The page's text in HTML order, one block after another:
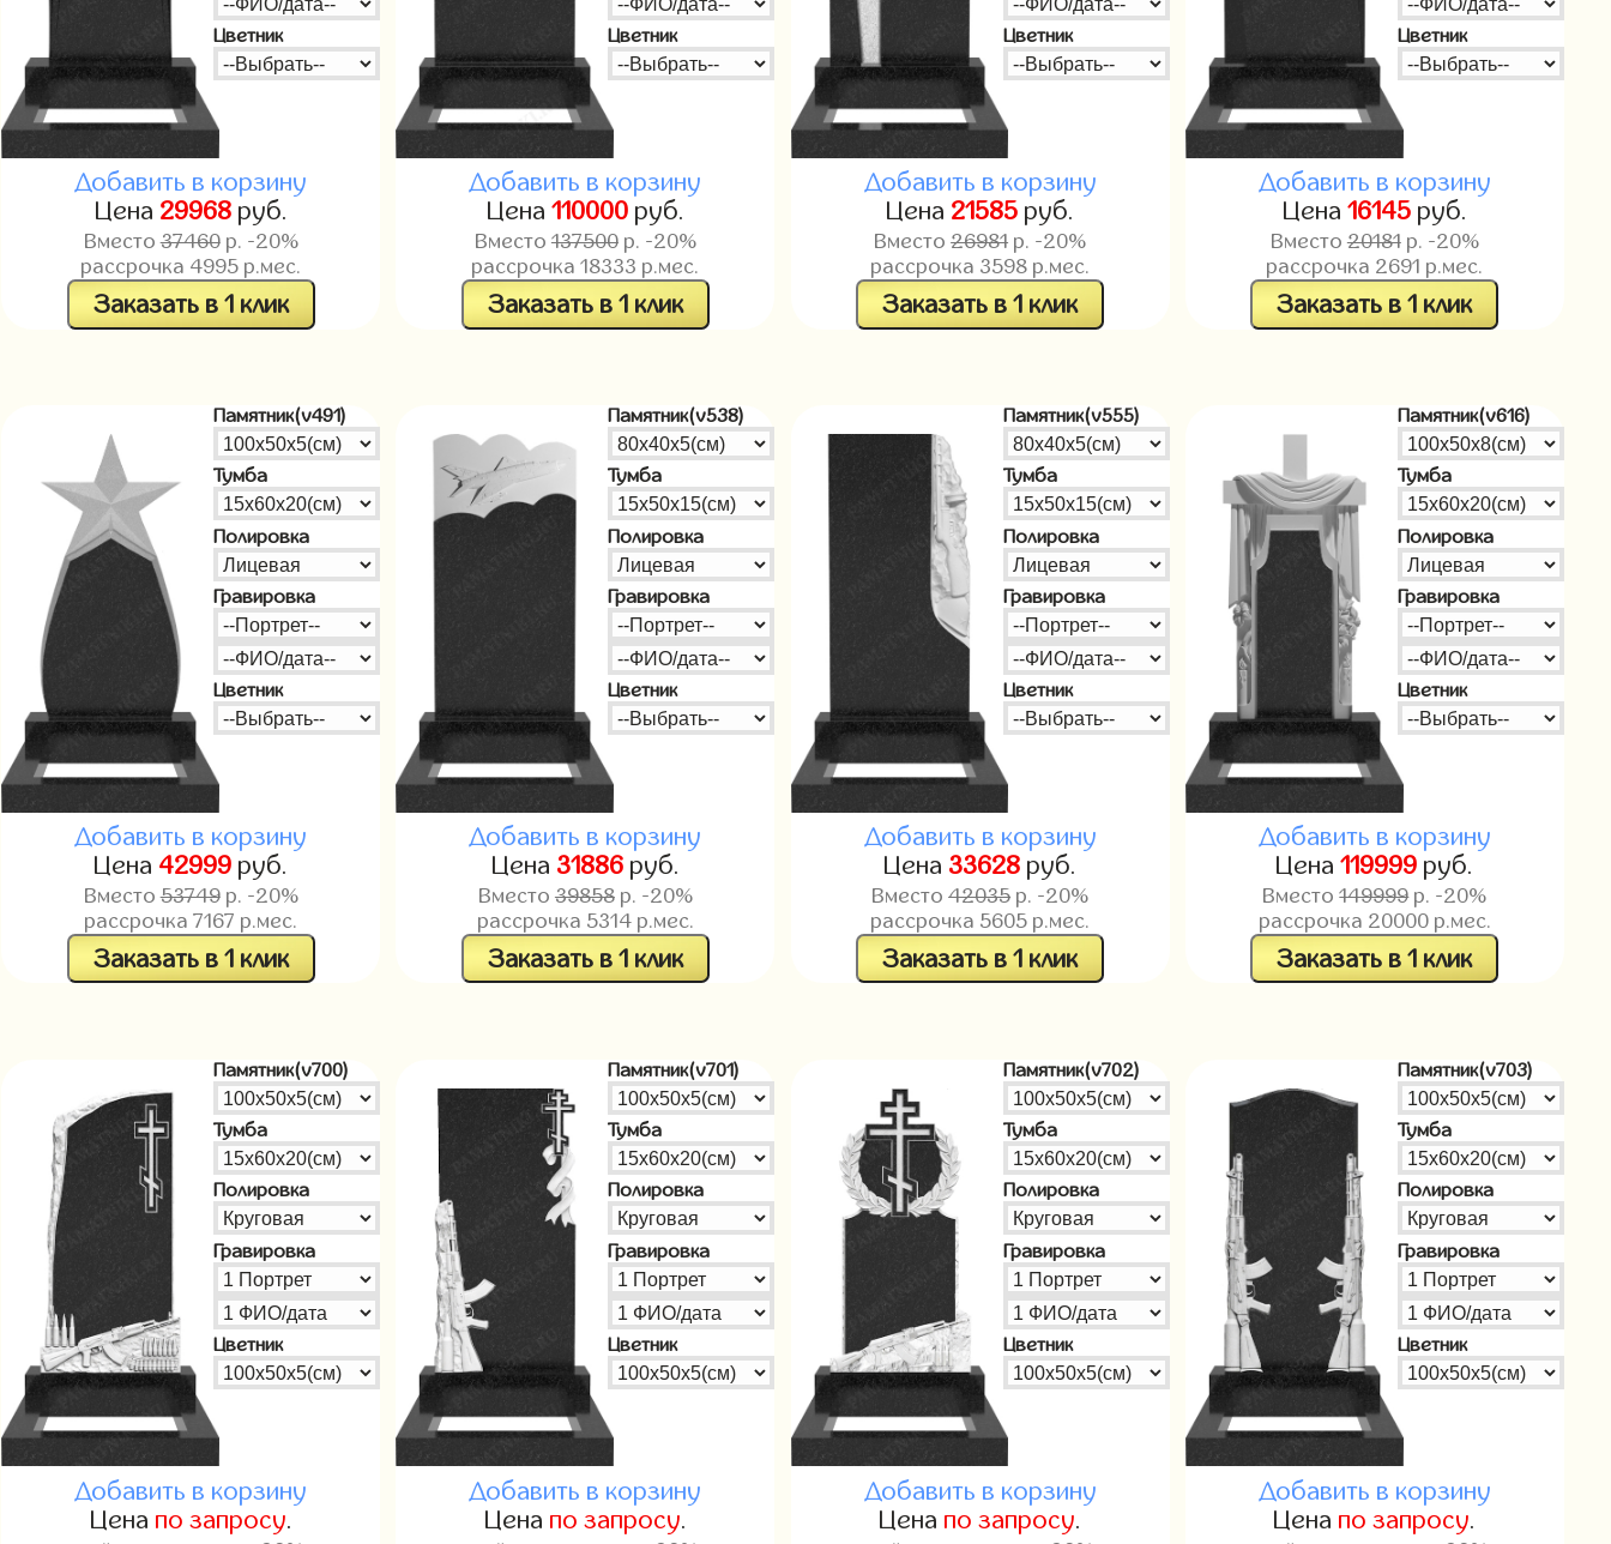
Цветник
Добавить в корзину
Цена 29968руб.
Вместо37460р. -20%
рассрочка 4995 р.мес.
Заказать в 1 клик
Цветник
Добавить в корзину
Цена 110000руб.
Вместо 137500р. -20%
рассрочка18333 р.мес.
Заказать в 1 клик
Цветник
Добавить в корзину
Цена 21585 руб.
Вместо26981 р. -20%
рассрочка 3598 р.мес.
Заказать в 1 клик
Цветник
Добавить в корзину
Цена 16145руб.
Вместо 20181р. -20%
рассрочка 2691 р.мес.
Заказать в 1 клик
Памятник(v491)
Тумба
Полировка
Гравировка
Цветник
Добавить в корзину
Цена 42999 руб.
Вместо53749р. -20%
рассрочка7167 р.мес.
Заказать в 1 клик
Памятник(v538)
Тумба
Полировка
Гравировка
Цветник
Добавить в корзину
Цена 31886руб.
Вместо 39858р. -20%
рассрочка 5314р.мес.
Заказать в 1 клик
Памятник(v555)
Тумба
Полировка
Гравировка
Цветник
Добавить в корзину
Цена 33628 руб.
Вместо42035 р. -20%
рассрочка 5605 р.мес.
Заказать в 1 клик
Памятник(v616)
Тумба
Полировка
Гравировка
Цветник
Добавить в корзину
Цена119999 руб.
Вместо149999р. -20%
рассрочка 20000р.мес.
Заказать в 1 клик
Памятник(v700)
Тумба
Полировка
Гравировка
Цветник
Добавить в корзину
Цена по запросу.
Памятник(v701)
Тумба
Полировка
Гравировка
Цветник
Добавить в корзину
Цена по запросу.
Памятник(v702)
Тумба
Полировка
Гравировка
Цветник
Добавить в корзину
Цена по запросу.
Памятник(v703)
Тумба
Полировка
Гравировка
Цветник
Добавить в корзину
Цена по запросу.